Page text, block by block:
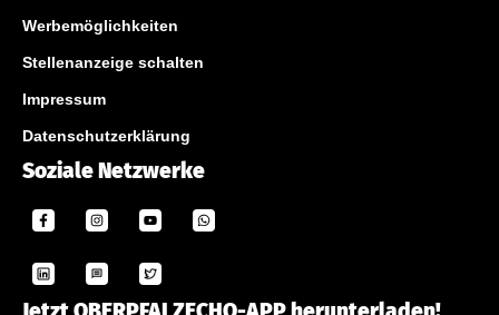
Werbemöglichkeiten
Stellenanzeige schalten
Impressum
Datenschutzerklärung
Soziale Netzwerke